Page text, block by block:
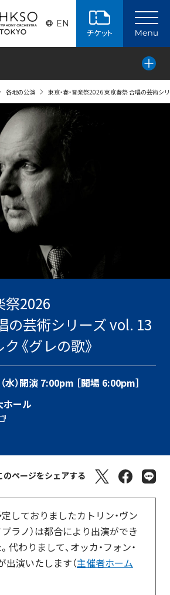
EN
各地の公演 東京・春・音楽祭2026 東京春祭 合唱の芸術シ
祭2026
の芸術シリーズ vol. 13
《グレの歌》
）開演 7:00pm ［開場 6:00pm］
ホール
のページをシェアする
しておりましたカトリン・ヴン
プラノ）は都合により出演ができ
代わりまして、オッカ・フォン・
出演いたします（主催者ホーム